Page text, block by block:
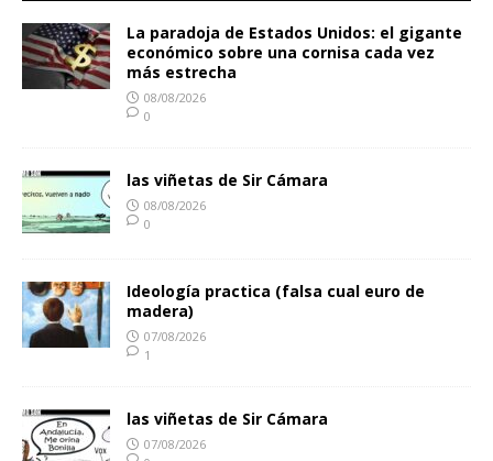
La paradoja de Estados Unidos: el gigante
económico sobre una cornisa cada vez
más estrecha
08/08/2026
0
las viñetas de Sir Cámara
08/08/2026
0
Ideología practica (falsa cual euro de
madera)
07/08/2026
1
las viñetas de Sir Cámara
07/08/2026